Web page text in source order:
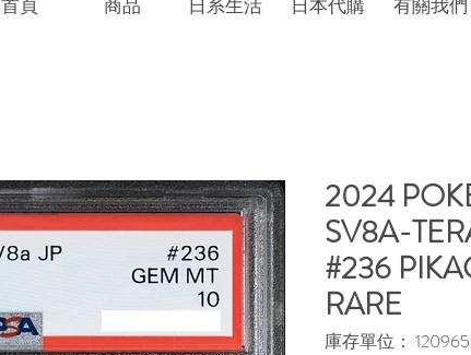
首頁 商品 日系生活 日本代購 有關我們
2024
SV8A-
#236
RARE
庫存單位：